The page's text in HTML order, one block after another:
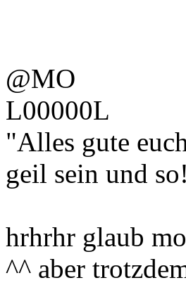
@MO
L00000L
"Alles gute
geil sein und
hrhrhr glaub
^^ aber